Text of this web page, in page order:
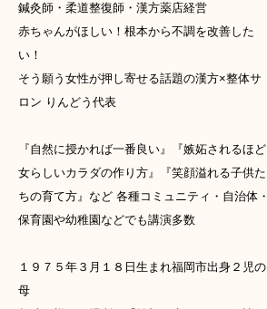
鍼灸師・柔道整復師・漢方薬店経営
赤ちゃんがほしい！根本から不調を改善した
い！
そう願う女性が押し寄せる話題の漢方×整体サ
ロン りんどう代表
『自然に授かれば一番良い』『嫉妬されるほど
女らしいカラダの作り方』『笑顔溢れる子供た
ちの育て方』など 各種コミュニティ・自治体・
保育園や幼稚園などでも講演多数
１９７５年３月１８日生まれ福岡市出身２児の
母